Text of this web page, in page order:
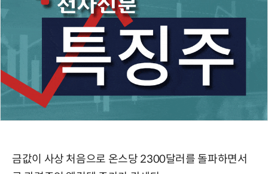
금값이 사상 처음으로 온스당 2300달러를 돌파하면서